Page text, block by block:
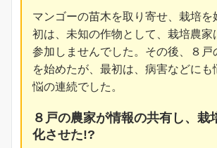
マンゴーの苗木を取り寄せ、栽培を
初は、未知の作物として、栽培農家
参加しませんでした。その後、８戸
を始めたが、最初は、病害などにも
悩の連続でした。
８戸の農家が情報の共有し、栽
化させた!?